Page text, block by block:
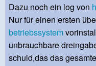
Dazu noch ein log von
Nur für einen ersten
betriebssystem
unbrauchbare
schuld,das das